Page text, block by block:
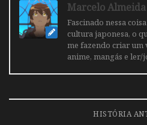
Marcelo Almeida
Fascinado nessa
cultura japonesa, o
me fazendo criar um
anime, mangás e ler/
HISTÓRIA